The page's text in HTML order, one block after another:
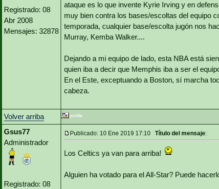
Registrado: 08
Abr 2008
Mensajes: 32878
ataque es lo que invente Kyrie Irving y en
muy bien contra los bases/escoltas del equipo
temporada, cualquier base/escolta jugón nos
Murray, Kemba Walker....
Dejando a mi equipo de lado, esta NBA está
quien iba a decir que Memphis iba a ser el
En el Este, exceptuando a Boston, sí marcha
cabeza.
Volver arriba
Gsus77
Administrador
Registrado: 08
Publicado: 10 Ene 2019 17:10 Título del mensaje:
Los Celtics ya van para arriba!
Alguien ha votado para el All-Star? Puede